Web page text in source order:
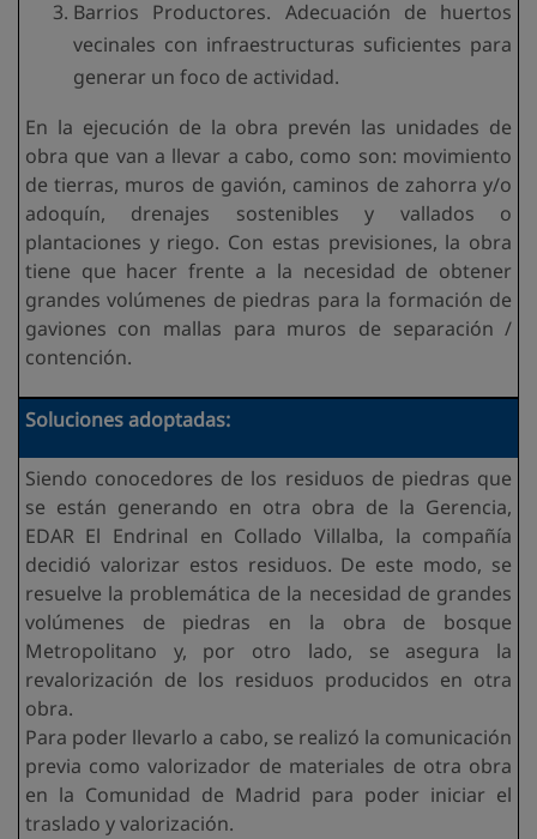
Barrios Productores. Adecuación de huertos
vecinales con infraestructuras suficientes para
generar un foco de actividad.
En la ejecución de la obra prevén las unidades de
obra que van a llevar a cabo, como son: movimiento
de tierras, muros de gavión, caminos de zahorra y/o
adoquín, drenajes sostenibles y vallados o
plantaciones y riego. Con estas previsiones, la obra
tiene que hacer frente a la necesidad de obtener
grandes volúmenes de piedras para la formación de
gaviones con mallas para muros de separación /
contención.
Soluciones adoptadas:
Siendo conocedores de los residuos de piedras que
se están generando en otra obra de la Gerencia,
EDAR El Endrinal en Collado Villalba, la compañía
decidió valorizar estos residuos. De este modo, se
resuelve la problemática de la necesidad de grandes
volúmenes de piedras en la obra de bosque
Metropolitano y, por otro lado, se asegura la
revalorización de los residuos producidos en otra
obra.
Para poder llevarlo a cabo, se realizó la comunicación
previa como valorizador de materiales de otra obra
en la Comunidad de Madrid para poder iniciar el
traslado y valorización.